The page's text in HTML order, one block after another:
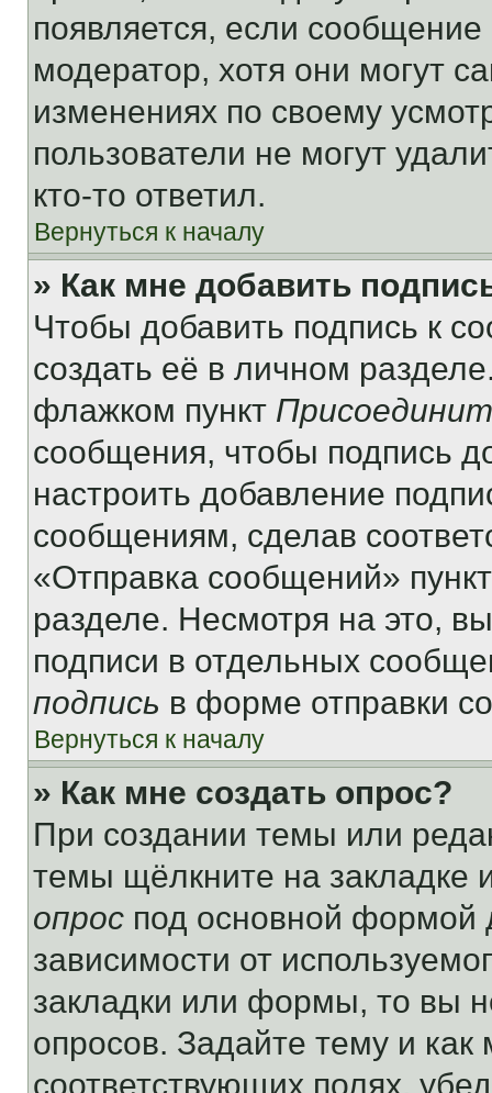
появляется, если
модератор, хотя они могут
изменениях по своему
пользователи не могут
кто-то ответил.
Вернуться к началу
» Как мне добавить
Чтобы добавить подпись к
создать её в личном
флажком пункт
сообщения, чтобы подпись
настроить добавление
сообщениям, сделав
«Отправка сообщений»
разделе. Несмотря на это,
подписи в отдельных
подпись в форме отправки
Вернуться к началу
» Как мне создать опрос?
При создании темы или
темы щёлкните на
опрос под основной формой
зависимости от
закладки или формы, то вы
опросов. Задайте тему и
соответствующих полях,